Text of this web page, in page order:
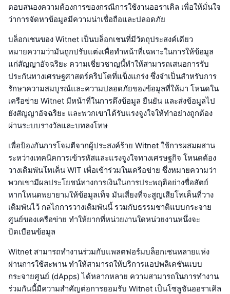
ตอบสนองความต้องการของกรณีการใช้งานออราเคิล เพื่อให้มั่นใจ
ว่าการจัดหาข้อมูลมีความน่าเชื่อถือและปลอดภัย
บล็อกเชนของ Witnet เป็นบล็อกเชนที่มีวัตถุประสงค์เดียว
หมายความว่ามันถูกปรับแต่งเพื่อทำหน้าที่เฉพาะในการให้ข้อมูล
แก่สัญญาอัจฉริยะ ความเชี่ยวชาญนี้ทำให้สามารถเสนอการรับ
ประกันทางเศรษฐศาสตร์คริปโตที่แข็งแกร่ง ซึ่งจำเป็นสำหรับการ
รักษาความสมบูรณ์และความปลอดภัยของข้อมูลที่ให้มา โหนดใน
เครือข่าย Witnet มีหน้าที่ในการดึงข้อมูล ยืนยัน และส่งข้อมูลไป
ยังสัญญาอัจฉริยะ และพวกเขาได้รับแรงจูงใจให้ทำอย่างถูกต้อง
ผ่านระบบรางวัลและบทลงโทษ
เพื่อป้องกันการโจมตีจากผู้ประสงค์ร้าย Witnet ใช้การผสมผสาน
ระหว่างเทคนิคการเข้ารหัสและแรงจูงใจทางเศรษฐกิจ โหนดต้อง
วางเดิมพันโทเค็น WIT เพื่อเข้าร่วมในเครือข่าย ซึ่งหมายความว่า
พวกเขามีผลประโยชน์ทางการเงินในการประพฤติอย่างซื่อสัตย์
หากโหนดพยายามให้ข้อมูลเท็จ มันเสี่ยงที่จะสูญเสียโทเค็นที่วาง
เดิมพันไว้ กลไกการวางเดิมพันนี้ รวมกับธรรมชาติแบบกระจาย
ศูนย์ของเครือข่าย ทำให้ยากที่หน่วยงานใดหน่วยงานหนึ่งจะ
บิดเบือนข้อมูล
Witnet สามารถทำงานร่วมกับแพลตฟอร์มบล็อกเชนหลายแห่ง
ผ่านการใช้สะพาน ทำให้สามารถให้บริการแอปพลิเคชันแบบ
กระจายศูนย์ (dApps) ได้หลากหลาย ความสามารถในการทำงาน
ร่วมกันนี้มีความสำคัญต่อการยอมรับ Witnet เป็นโซลูชันออราเคิล